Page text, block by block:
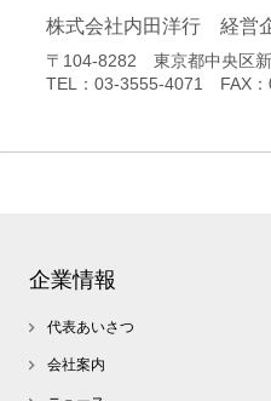
株式会社内田洋行 経営
〒104-8282 東京都中央区
TEL：03-3555-4071 FAX
企業情報
代表あいさつ
会社案内